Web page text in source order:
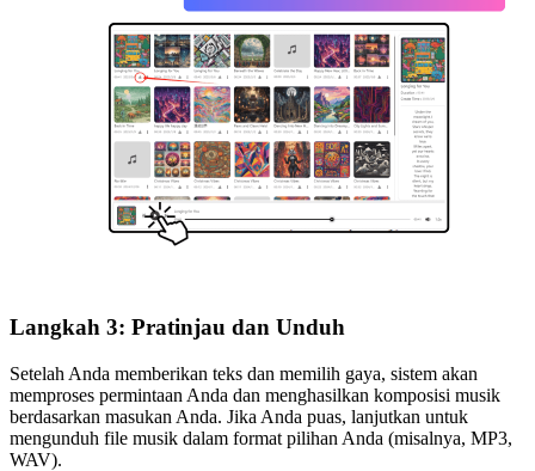
Langkah 3: Pratinjau dan Unduh
Setelah Anda memberikan teks dan memilih gaya, sistem akan
memproses permintaan Anda dan menghasilkan komposisi musik
berdasarkan masukan Anda. Jika Anda puas, lanjutkan untuk
mengunduh file musik dalam format pilihan Anda (misalnya, MP3,
WAV).